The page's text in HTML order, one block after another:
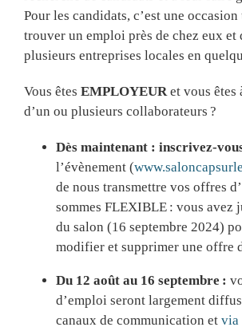
Pour les candidats, c’est une
trouver un emploi près de chez eux et
plusieurs entreprises locales en
Vous êtes EMPLOYEUR et vous êtes
d’un ou plusieurs collaborateurs ?
Dès maintenant : inscrivez-
l’évènement (
de nous transmettre vos offres
sommes FLEXIBLE : vous avez
du salon (16 septembre 2024)
modifier et supprimer une offre
Du 12 août au 16 septembre :
d’emploi seront largement
canaux de communication et via